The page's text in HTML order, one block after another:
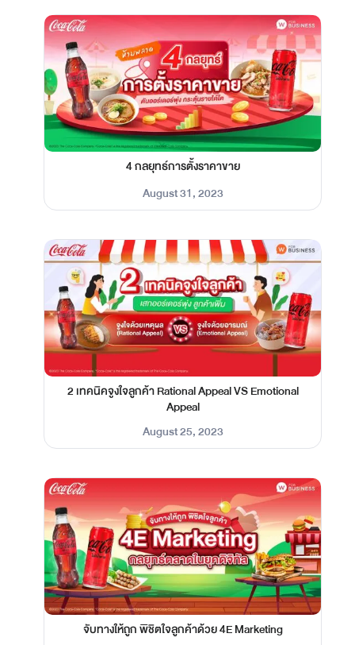
4 กลยุทธ์การตั้งราคาขาย
August 31, 2023
2 เทคนิคจูงใจลูกค้า Rational Appeal VS Emotional
Appeal
August 25, 2023
จับทางให้ถูก พิชิตใจลูกค้าด้วย 4E Marketing